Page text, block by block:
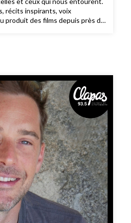
récits inspirants, voix
produit des films depuis près de
à « Valse avec Bachir" d´Ari
» d´Aurel, les films qu´il produit
le regard. Ils partagent
réel, sans jamais renoncer à une
tient moins d´une
d´un compagnonnage :
parfois résister, toujours tenir une
il revient sur ce qui fait un
une nécessité et les
» de
Femina » de Eliane de Latour, «
ne manquer aucun nouvel
abonnez-vous dès
de podcasts préférée.
vous porter par un nouveau
une vie plus positive,